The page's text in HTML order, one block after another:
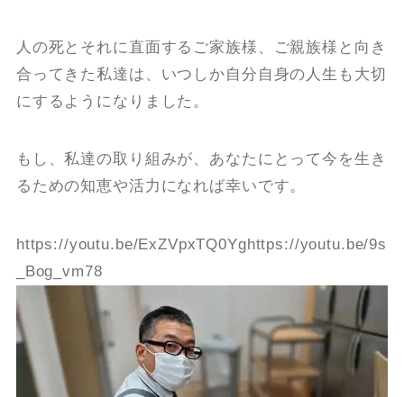
人の死とそれに直面するご家族様、ご親族様と向き
合ってきた私達は、いつしか自分自身の人生も大切
にするようになりました。
もし、私達の取り組みが、あなたにとって今を生き
るための知恵や活力になれば幸いです。
https://youtu.be/ExZVpxTQ0Yghttps://youtu.be/9s
_Bog_vm78